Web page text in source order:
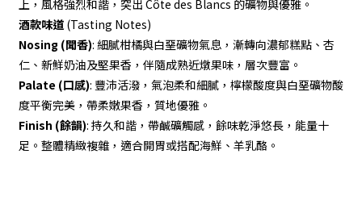
上，風格強烈和諧，突出 Côte des Blancs 的礦物與優雅。
酒款味道(Tasting Notes)
Nosing (聞香): 細膩柑橘與白堊礦物氣息，漸轉向濃郁糕點、杏
仁、新鮮奶油及堅果香，伴隨成熟近燉果味，層次豐富。
Palate (口感): 豐沛活潑，氣泡柔和細膩，檸檬酸度與白堊礦物酸
度平衡完美，帶柔嫩果香，質地優雅。
Finish (餘韻): 持久和諧，帶鹹礦觸感，餘味乾淨悠長，能量十
足。整體精緻複雜，適合開胃或搭配海鮮、羊乳酪。